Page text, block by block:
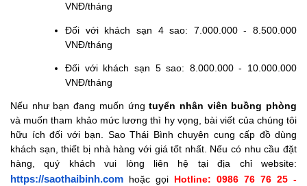
VNĐ/tháng
Đối với khách sạn 4 sao: 7.000.000 - 8.500.000
VNĐ/tháng
Đối với khách sạn 5 sao: 8.000.000 - 10.000.000
VNĐ/tháng
Nếu như bạn đang muốn ứng tuyển nhân viên buồng phòng
và muốn tham khảo mức lương thì hy vọng, bài viết của chúng tôi
hữu ích đối với bạn. Sao Thái Bình chuyên cung cấp đồ dùng
khách sạn, thiết bị nhà hàng với giá tốt nhất. Nếu có nhu cầu đặt
hàng, quý khách vui lòng liên hệ tại địa chỉ website:
https://saothaibinh.com hoặc gọi Hotline: 0986 76 76 25 -